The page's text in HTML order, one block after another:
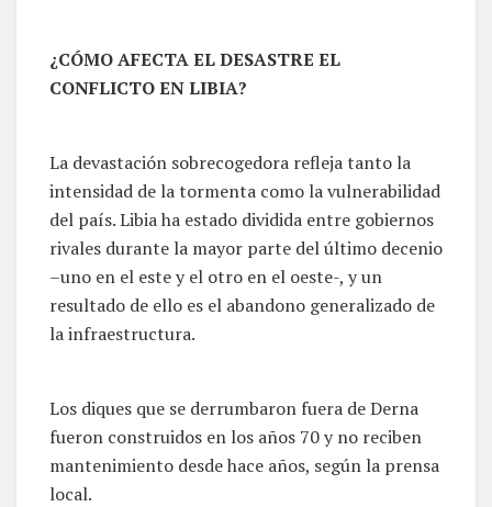
¿CÓMO AFECTA EL DESASTRE EL
CONFLICTO EN LIBIA?
La devastación sobrecogedora refleja tanto la
intensidad de la tormenta como la vulnerabilidad
del país. Libia ha estado dividida entre gobiernos
rivales durante la mayor parte del último decenio
–uno en el este y el otro en el oeste-, y un
resultado de ello es el abandono generalizado de
la infraestructura.
Los diques que se derrumbaron fuera de Derna
fueron construidos en los años 70 y no reciben
mantenimiento desde hace años, según la prensa
local.